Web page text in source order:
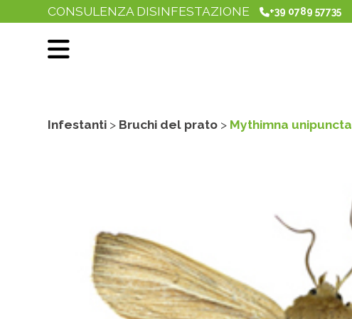
CONSULENZA DISINFESTAZIONE +39 0789 57735
Infestanti > Bruchi del prato > Mythimna unipuncta